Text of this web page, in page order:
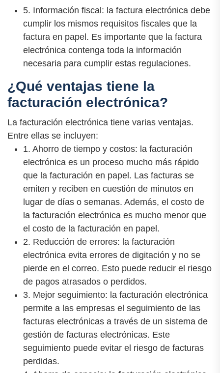
5. Información fiscal: la factura electrónica debe
cumplir los mismos requisitos fiscales que la
factura en papel. Es importante que la factura
electrónica contenga toda la información
necesaria para cumplir estas regulaciones.
¿Qué ventajas tiene la
facturación electrónica?
La facturación electrónica tiene varias ventajas.
Entre ellas se incluyen:
1. Ahorro de tiempo y costos: la facturación
electrónica es un proceso mucho más rápido
que la facturación en papel. Las facturas se
emiten y reciben en cuestión de minutos en
lugar de días o semanas. Además, el costo de
la facturación electrónica es mucho menor que
el costo de la facturación en papel.
2. Reducción de errores: la facturación
electrónica evita errores de digitación y no se
pierde en el correo. Esto puede reducir el riesgo
de pagos atrasados o perdidos.
3. Mejor seguimiento: la facturación electrónica
permite a las empresas el seguimiento de las
facturas electrónicas a través de un sistema de
gestión de facturas electrónicas. Este
seguimiento puede evitar el riesgo de facturas
perdidas.